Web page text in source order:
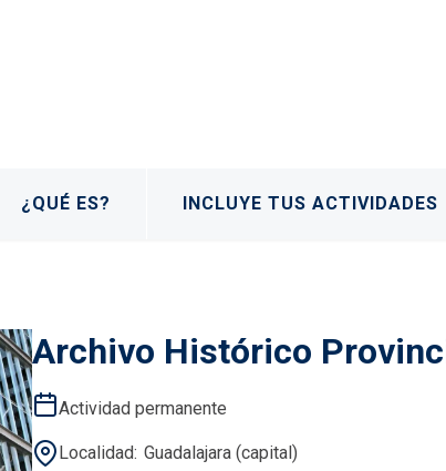
¿QUÉ ES? INCLUYE TUS ACTIVIDADES
Archivo Histórico
Actividad permanente
Localidad Guadalajara (capital)